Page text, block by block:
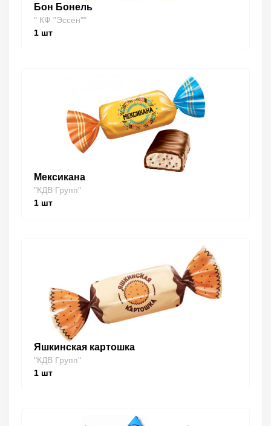
Бон Бонель
" КФ "Эссен""
1 шт
Мексикана
"КДВ Групп"
1 шт
Яшкинская картошка
"КДВ Групп"
1 шт